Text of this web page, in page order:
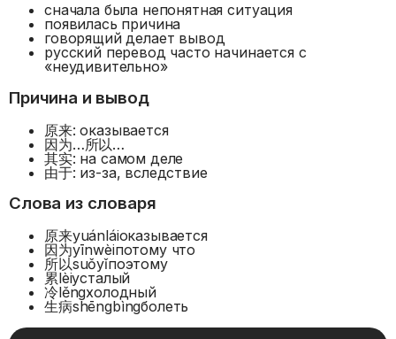
сначала была непонятная ситуация
появилась причина
говорящий делает вывод
русский перевод часто начинается с
«неудивительно»
Причина и вывод
原来: оказывается
因为…所以…
其实: на самом деле
由于: из-за, вследствие
Слова из словаря
原来yuánláiоказывается
因为yīnwèiпотому что
所以suǒyǐпоэтому
累lèiусталый
冷lěngхолодный
生病shēngbìngболеть